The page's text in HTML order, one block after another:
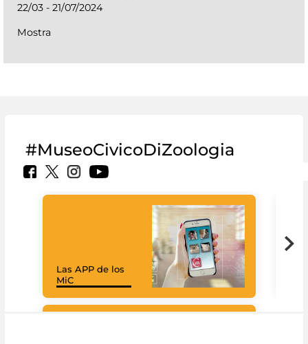
22/03 - 21/07/2024
Mostra
#MuseoCivicoDiZoologia
Las APP de los
MiC